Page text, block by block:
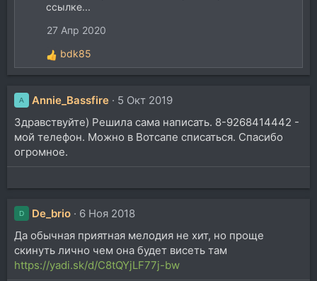
ссылке...
27 Апр 2020
Р
е
к
и
и
:
bdk85
A Annie_Bassfire
5 Окт 2019
Здравствуйте) Решила сама написать. 8-9268414442 -
мой телефон. Можно в Вотсапе списаться. Спасибо
огромное.
D De_brio
6 Ноя 2018
Да обычная приятная мелодия не хит, но проще
скинуть лично чем она будет висеть там
https://yadi.sk/d/C8tQYjLF77j-bw